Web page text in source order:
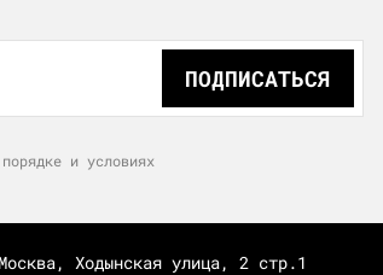
ПОДПИСАТЬСЯ
и условиях
Москва, Ходынская улица, 2 стр.1